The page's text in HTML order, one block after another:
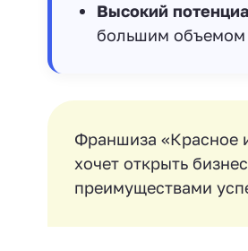
Высокий
большим
Франшиза «Красное
хочет открыть
преимуществами